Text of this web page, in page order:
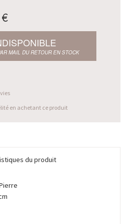
MAIL DU RETOUR EN STOCK
en achetant ce produit
du produit